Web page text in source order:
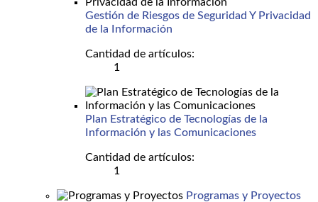
Gestión de Riesgos de Seguridad Y Privacidad
de la Información
Cantidad de artículos:
1
Plan Estratégico de Tecnologías de la
Información y las Comunicaciones
Cantidad de artículos:
1
Programas y Proyectos